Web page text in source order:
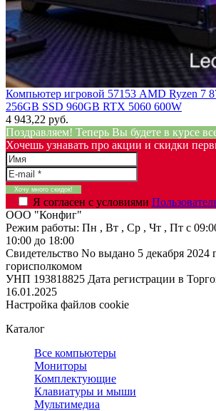
Компьютер игровой 57153 AMD Ryzen 7
256GB SSD 960GB RTX 5060 600W
4 943,22 руб.
Поздравляем! Теперь Вы будете в курсе
Хочешь узнавать про акции и скидки
Я согласен с условиями
ООО "Конфиг"
Режим работы: Пн , Вт , Ср , Чт , Пт c
10:00 до 18:00
Свидетельство No выдано 5 декабря
горисполкомом
УНП 193818825 Дата регистрации в
16.01.2025
Настройка файлов cookie
Каталог
Все компьютеры
Мониторы
Комплектующие
Клавиатуры и мыши
Мультимедиа